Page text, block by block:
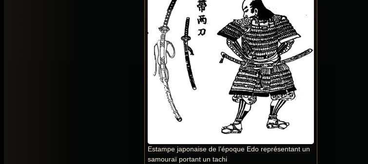
Estampe japonaise de l’époque Edo représentant un
samouraï portant un tachi